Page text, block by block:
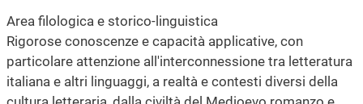
Area filologica e storico-linguistica
Rigorose conoscenze e capacità applicative, con
particolare attenzione all'interconnessione tra letteratura
italiana e altri linguaggi, a realtà e contesti diversi della